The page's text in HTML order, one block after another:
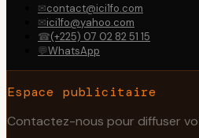
✉contact@ici1fo.com
✉ici1fo@yahoo.com
☎(+225) 07 02 82 51 15
💬WhatsApp
Espace publicitaire
Contactez-nous pour diffuser